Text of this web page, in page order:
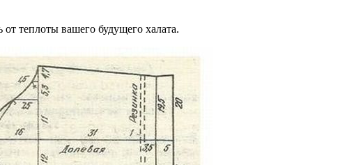
теплоты вашего будущего халата.